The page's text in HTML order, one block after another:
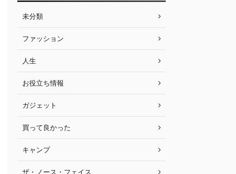
未分類
ファッション
人生
お役立ち情報
ガジェット
買って良かった
キャンプ
ザ・ノース・フェイス